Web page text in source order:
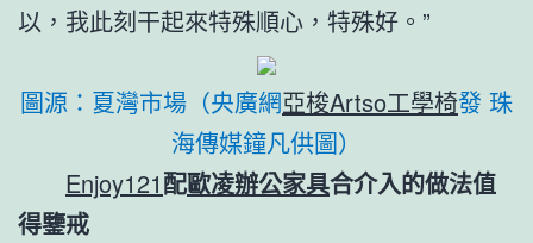
以，我此刻干起來特殊順心，特殊好。”
圖源：夏灣市場（央廣網亞梭Artso工學椅發 珠
海傳媒鐘凡供圖）
Enjoy121配歐凌辦公家具合介入的做法值
得鑒戒